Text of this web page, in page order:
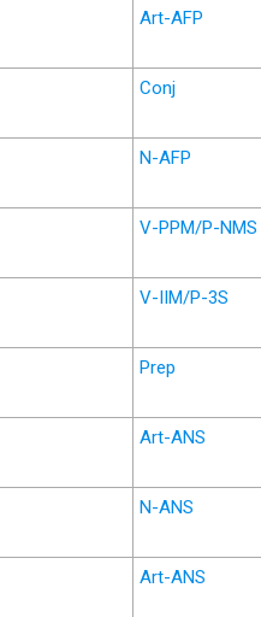
Art-AFP
Conj
N-AFP
V-PPM/P-NMS
V-IIM/P-3S
Prep
Art-ANS
N-ANS
Art-ANS